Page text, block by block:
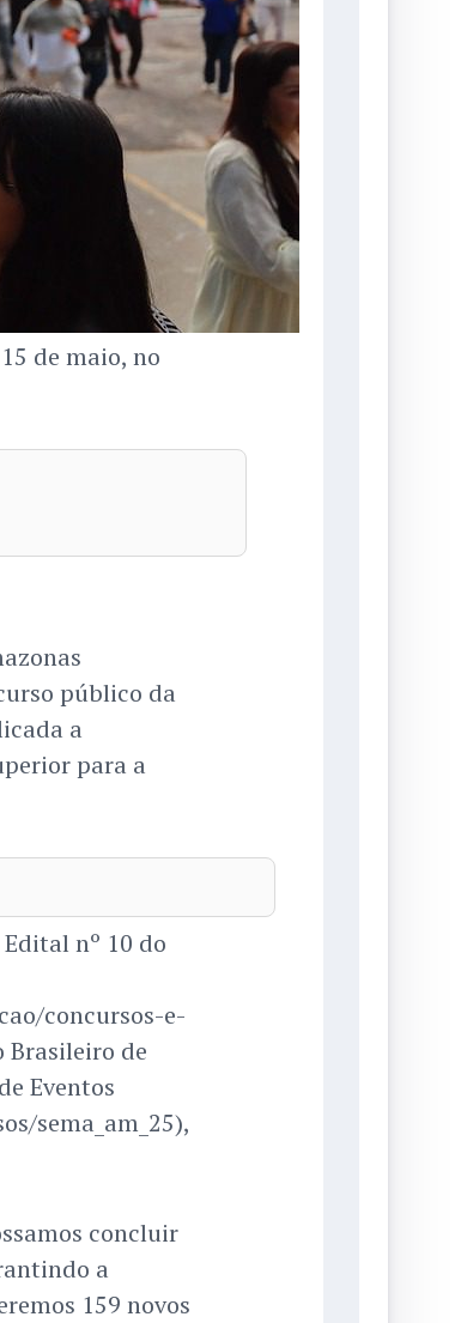
de maio, no
público da
a
para a
nº 10 do
concursos-e-
Brasileiro de
Eventos
sema_am_25),
concluir
a
159 novos